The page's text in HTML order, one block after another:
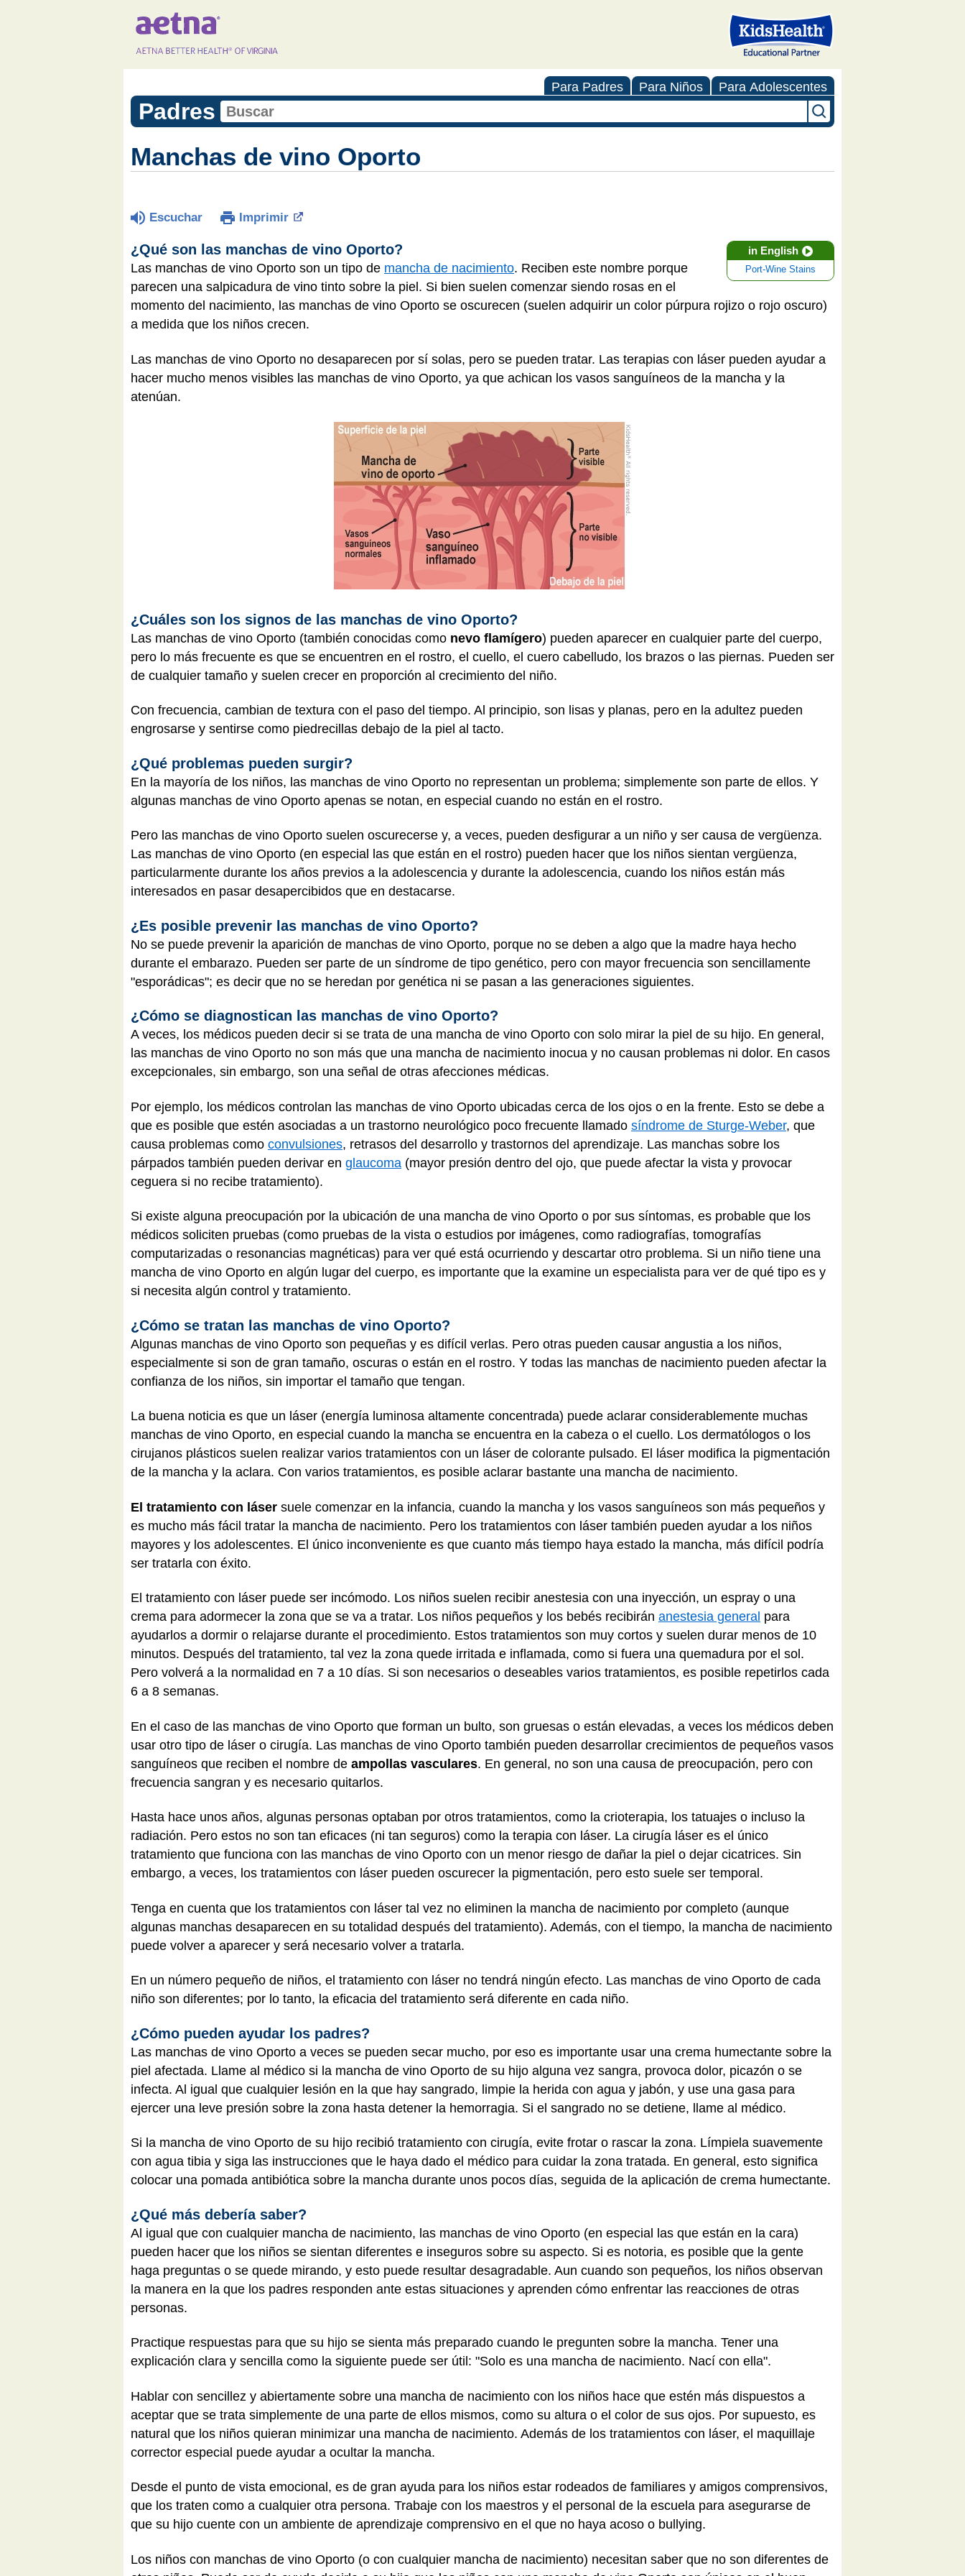
Para Padres Para Niños Para Adolescentes
Padres
Manchas de vino Oporto
Escuchar Imprimir
in English
Port-Wine Stains
¿Qué son las manchas de vino Oporto?
Las manchas de vino Oporto son un tipo de mancha de nacimiento. Reciben este nombre porque
parecen una salpicadura de vino tinto sobre la piel. Si bien suelen comenzar siendo rosas en el
momento del nacimiento, las manchas de vino Oporto se oscurecen (suelen adquirir un color púrpura rojizo o rojo oscuro)
a medida que los niños crecen.
Las manchas de vino Oporto no desaparecen por sí solas, pero se pueden tratar. Las terapias con láser pueden ayudar a
hacer mucho menos visibles las manchas de vino Oporto, ya que achican los vasos sanguíneos de la mancha y la
atenúan.
¿Cuáles son los signos de las manchas de vino Oporto?
Las manchas de vino Oporto (también conocidas como nevo flamígero) pueden aparecer en cualquier parte del cuerpo,
pero lo más frecuente es que se encuentren en el rostro, el cuello, el cuero cabelludo, los brazos o las piernas. Pueden ser
de cualquier tamaño y suelen crecer en proporción al crecimiento del niño.
Con frecuencia, cambian de textura con el paso del tiempo. Al principio, son lisas y planas, pero en la adultez pueden
engrosarse y sentirse como piedrecillas debajo de la piel al tacto.
¿Qué problemas pueden surgir?
En la mayoría de los niños, las manchas de vino Oporto no representan un problema; simplemente son parte de ellos. Y
algunas manchas de vino Oporto apenas se notan, en especial cuando no están en el rostro.
Pero las manchas de vino Oporto suelen oscurecerse y, a veces, pueden desfigurar a un niño y ser causa de vergüenza.
Las manchas de vino Oporto (en especial las que están en el rostro) pueden hacer que los niños sientan vergüenza,
particularmente durante los años previos a la adolescencia y durante la adolescencia, cuando los niños están más
interesados en pasar desapercibidos que en destacarse.
¿Es posible prevenir las manchas de vino Oporto?
No se puede prevenir la aparición de manchas de vino Oporto, porque no se deben a algo que la madre haya hecho
durante el embarazo. Pueden ser parte de un síndrome de tipo genético, pero con mayor frecuencia son sencillamente
"esporádicas"; es decir que no se heredan por genética ni se pasan a las generaciones siguientes.
¿Cómo se diagnostican las manchas de vino Oporto?
A veces, los médicos pueden decir si se trata de una mancha de vino Oporto con solo mirar la piel de su hijo. En general,
las manchas de vino Oporto no son más que una mancha de nacimiento inocua y no causan problemas ni dolor. En casos
excepcionales, sin embargo, son una señal de otras afecciones médicas.
Por ejemplo, los médicos controlan las manchas de vino Oporto ubicadas cerca de los ojos o en la frente. Esto se debe a
que es posible que estén asociadas a un trastorno neurológico poco frecuente llamado síndrome de Sturge-Weber, que
causa problemas como convulsiones, retrasos del desarrollo y trastornos del aprendizaje. Las manchas sobre los
párpados también pueden derivar en glaucoma (mayor presión dentro del ojo, que puede afectar la vista y provocar
ceguera si no recibe tratamiento).
Si existe alguna preocupación por la ubicación de una mancha de vino Oporto o por sus síntomas, es probable que los
médicos soliciten pruebas (como pruebas de la vista o estudios por imágenes, como radiografías, tomografías
computarizadas o resonancias magnéticas) para ver qué está ocurriendo y descartar otro problema. Si un niño tiene una
mancha de vino Oporto en algún lugar del cuerpo, es importante que la examine un especialista para ver de qué tipo es y
si necesita algún control y tratamiento.
¿Cómo se tratan las manchas de vino Oporto?
Algunas manchas de vino Oporto son pequeñas y es difícil verlas. Pero otras pueden causar angustia a los niños,
especialmente si son de gran tamaño, oscuras o están en el rostro. Y todas las manchas de nacimiento pueden afectar la
confianza de los niños, sin importar el tamaño que tengan.
La buena noticia es que un láser (energía luminosa altamente concentrada) puede aclarar considerablemente muchas
manchas de vino Oporto, en especial cuando la mancha se encuentra en la cabeza o el cuello. Los dermatólogos o los
cirujanos plásticos suelen realizar varios tratamientos con un láser de colorante pulsado. El láser modifica la pigmentación
de la mancha y la aclara. Con varios tratamientos, es posible aclarar bastante una mancha de nacimiento.
El tratamiento con láser suele comenzar en la infancia, cuando la mancha y los vasos sanguíneos son más pequeños y
es mucho más fácil tratar la mancha de nacimiento. Pero los tratamientos con láser también pueden ayudar a los niños
mayores y los adolescentes. El único inconveniente es que cuanto más tiempo haya estado la mancha, más difícil podría
ser tratarla con éxito.
El tratamiento con láser puede ser incómodo. Los niños suelen recibir anestesia con una inyección, un espray o una
crema para adormecer la zona que se va a tratar. Los niños pequeños y los bebés recibirán anestesia general para
ayudarlos a dormir o relajarse durante el procedimiento. Estos tratamientos son muy cortos y suelen durar menos de 10
minutos. Después del tratamiento, tal vez la zona quede irritada e inflamada, como si fuera una quemadura por el sol.
Pero volverá a la normalidad en 7 a 10 días. Si son necesarios o deseables varios tratamientos, es posible repetirlos cada
6 a 8 semanas.
En el caso de las manchas de vino Oporto que forman un bulto, son gruesas o están elevadas, a veces los médicos deben
usar otro tipo de láser o cirugía. Las manchas de vino Oporto también pueden desarrollar crecimientos de pequeños vasos
sanguíneos que reciben el nombre de ampollas vasculares. En general, no son una causa de preocupación, pero con
frecuencia sangran y es necesario quitarlos.
Hasta hace unos años, algunas personas optaban por otros tratamientos, como la crioterapia, los tatuajes o incluso la
radiación. Pero estos no son tan eficaces (ni tan seguros) como la terapia con láser. La cirugía láser es el único
tratamiento que funciona con las manchas de vino Oporto con un menor riesgo de dañar la piel o dejar cicatrices. Sin
embargo, a veces, los tratamientos con láser pueden oscurecer la pigmentación, pero esto suele ser temporal.
Tenga en cuenta que los tratamientos con láser tal vez no eliminen la mancha de nacimiento por completo (aunque
algunas manchas desaparecen en su totalidad después del tratamiento). Además, con el tiempo, la mancha de nacimiento
puede volver a aparecer y será necesario volver a tratarla.
En un número pequeño de niños, el tratamiento con láser no tendrá ningún efecto. Las manchas de vino Oporto de cada
niño son diferentes; por lo tanto, la eficacia del tratamiento será diferente en cada niño.
¿Cómo pueden ayudar los padres?
Las manchas de vino Oporto a veces se pueden secar mucho, por eso es importante usar una crema humectante sobre la
piel afectada. Llame al médico si la mancha de vino Oporto de su hijo alguna vez sangra, provoca dolor, picazón o se
infecta. Al igual que cualquier lesión en la que hay sangrado, limpie la herida con agua y jabón, y use una gasa para
ejercer una leve presión sobre la zona hasta detener la hemorragia. Si el sangrado no se detiene, llame al médico.
Si la mancha de vino Oporto de su hijo recibió tratamiento con cirugía, evite frotar o rascar la zona. Límpiela suavemente
con agua tibia y siga las instrucciones que le haya dado el médico para cuidar la zona tratada. En general, esto significa
colocar una pomada antibiótica sobre la mancha durante unos pocos días, seguida de la aplicación de crema humectante.
¿Qué más debería saber?
Al igual que con cualquier mancha de nacimiento, las manchas de vino Oporto (en especial las que están en la cara)
pueden hacer que los niños se sientan diferentes e inseguros sobre su aspecto. Si es notoria, es posible que la gente
haga preguntas o se quede mirando, y esto puede resultar desagradable. Aun cuando son pequeños, los niños observan
la manera en la que los padres responden ante estas situaciones y aprenden cómo enfrentar las reacciones de otras
personas.
Practique respuestas para que su hijo se sienta más preparado cuando le pregunten sobre la mancha. Tener una
explicación clara y sencilla como la siguiente puede ser útil: "Solo es una mancha de nacimiento. Nací con ella".
Hablar con sencillez y abiertamente sobre una mancha de nacimiento con los niños hace que estén más dispuestos a
aceptar que se trata simplemente de una parte de ellos mismos, como su altura o el color de sus ojos. Por supuesto, es
natural que los niños quieran minimizar una mancha de nacimiento. Además de los tratamientos con láser, el maquillaje
corrector especial puede ayudar a ocultar la mancha.
Desde el punto de vista emocional, es de gran ayuda para los niños estar rodeados de familiares y amigos comprensivos,
que los traten como a cualquier otra persona. Trabaje con los maestros y el personal de la escuela para asegurarse de
que su hijo cuente con un ambiente de aprendizaje comprensivo en el que no haya acoso o bullying.
Los niños con manchas de vino Oporto (o con cualquier mancha de nacimiento) necesitan saber que no son diferentes de